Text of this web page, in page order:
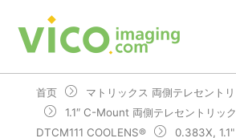
首页
マトリックス 両側テレセント
1.1″ C-Mount 両側テレセントリック
DTCM111 COOLENS®
0.383X,